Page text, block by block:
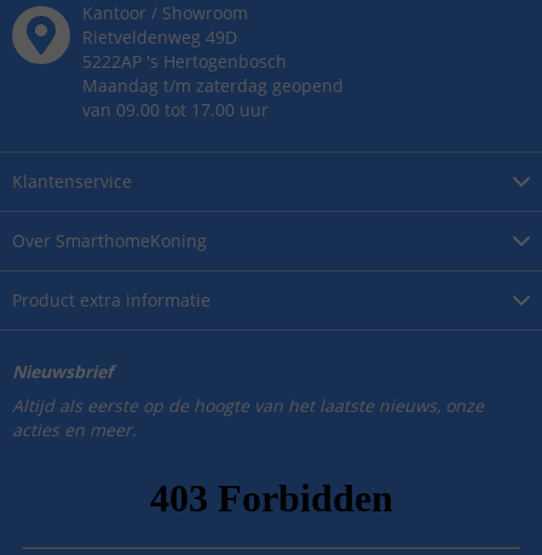
Over SmarthomeKoning
Product extra informatie
Klantenservice
Kantoor / Showroom
Rietveldenweg 49D
5222AP 's Hertogenbosch
Maandag t/m zaterdag geopend
van 09.00 tot 17.00 uur
Nieuwsbrief
Altijd als eerste op de hoogte van het laatste nieuws, onze
acties en meer.